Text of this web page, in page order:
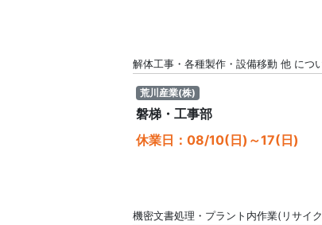
解体工事・各種製作・設備移動 他 につ
荒川産業(株)
磐梯・工事部
休業日：08/10(日)～17(日)
機密文書処理・プラント内作業(リサイ